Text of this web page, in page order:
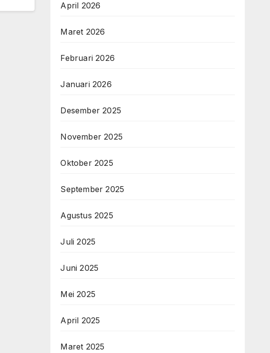
April 2026
Maret 2026
Februari 2026
Januari 2026
Desember 2025
November 2025
Oktober 2025
September 2025
Agustus 2025
Juli 2025
Juni 2025
Mei 2025
April 2025
Maret 2025